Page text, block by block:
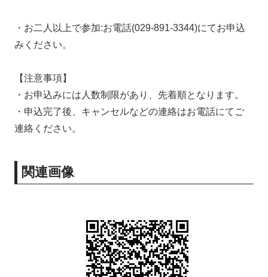
・お二人以上で参加:お電話(029-891-3344)にてお申込
みください。
【注意事項】
・お申込みには人数制限があり、先着順となります。
・申込完了後、キャンセルなどの連絡はお電話にてご
連絡ください。
関連画像